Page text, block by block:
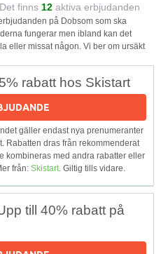
Det finns 12 aktiva erbjudanden
på Dobsom som ska
fungerar men ibland kan det
eller missat någon. Vi ber om ursäkt
rabatt hos Skistart
gäller endast nya prenumeranter
Rabatten dras från rekommenderat
kombineras med andra rabatter eller
från: Skistart. Giltig tills vidare.
till 40% rabatt på